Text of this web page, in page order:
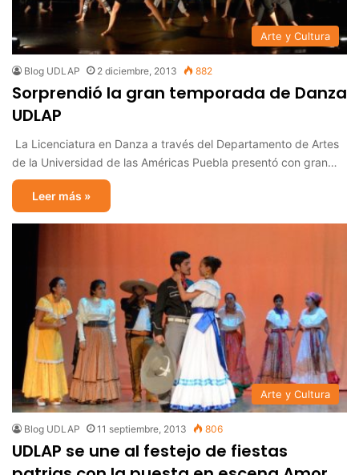
Arte y Cultura
Blog UDLAP 2 diciembre, 2013 882
Sorprendió la gran temporada de Danza
UDLAP
La Licenciatura en Danza a través del Departamento de Artes
de la Universidad de las Américas Puebla presentó con gran…
Leer más »
Arte y Cultura
Blog UDLAP 11 septiembre, 2013 806
UDLAP se une al festejo de fiestas